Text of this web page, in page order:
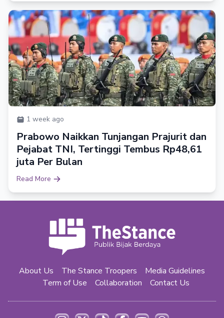
1 week ago
Prabowo Naikkan Tunjangan Prajurit dan
Pejabat TNI, Tertinggi Tembus Rp48,61
juta Per Bulan
Read More
About Us The Stance Troopers
Media Guidelines
Term of Use
Collaboration Contact Us